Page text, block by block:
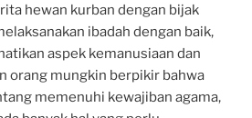
hewan kurban dengan bijak
ibadah dengan baik,
aspek kemanusiaan dan
orang mungkin berpikir bahwa
memenuhi kewajiban agama,